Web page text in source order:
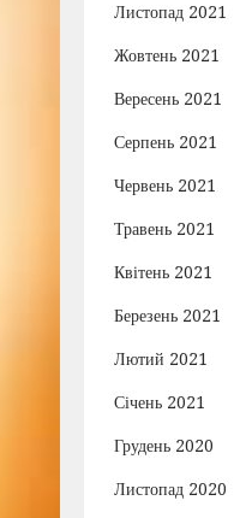
Листопад 2021
Жовтень 2021
Вересень 2021
Серпень 2021
Червень 2021
Травень 2021
Квітень 2021
Березень 2021
Лютий 2021
Січень 2021
Грудень 2020
Листопад 2020